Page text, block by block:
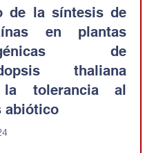
de la síntesis de
en plantas
de
thaliana
tolerancia al
abiótico